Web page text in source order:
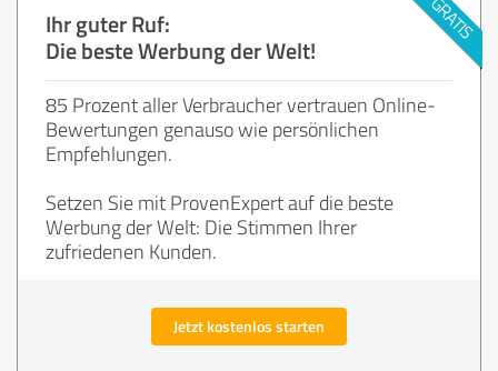
Ihr guter Ruf:
Die beste Werbung der Welt!
85 Prozent aller Verbraucher vertrauen Online-
Bewertungen genauso wie persönlichen
Empfehlungen.
Setzen Sie mit ProvenExpert auf die beste
Werbung der Welt: Die Stimmen Ihrer
zufriedenen Kunden.
Jetzt kostenlos starten